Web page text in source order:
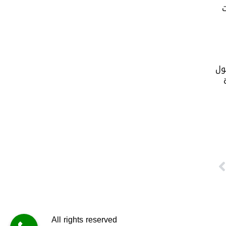
All rights reserved